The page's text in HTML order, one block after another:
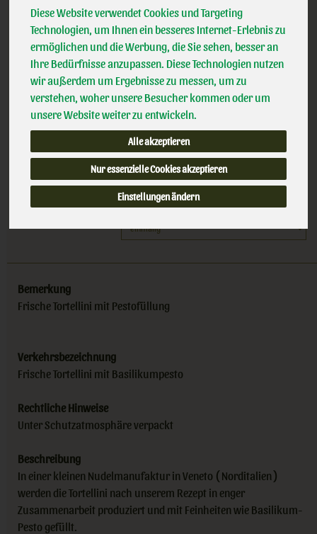
Diese Website verwendet Cookies und Targeting
Technologien, um Ihnen ein besseres Internet-Erlebnis zu
ermöglichen und die Werbung, die Sie sehen, besser an
Ihre Bedürfnisse anzupassen. Diese Technologien nutzen
wir außerdem um Ergebnisse zu messen, um zu
verstehen, woher unsere Besucher kommen oder um
unsere Website weiter zu entwickeln.
Alle akzeptieren
Nur essenzielle Cookies akzeptieren
Einstellungen ändern
Frische Tortellini al pesto 200 g mit Pestofüllung
Isana
100% kbA BNN-Herst
HandelsklasseII
IT-BIO-006
3,39 € * / 200
(16,95 € / kg)
inkl. 7% MwSt.
200 g
Anzahl
Bemerkung
Frische Tortellini mit Pestofüllung
Verkehrsbezeichnung
Frische Tortellini mit Basilikumpesto
Rechtliche Hinweise
Unter Schutzatmosphäre verpackt
Beschreibung
In einer kleinen Nudelmanufaktur in Veneto ( Norditalien )
werden die Tortellini nach unserem Rezept in enger
Zusammenarbeit produziert und mit Feinheiten wie Basilikum-
Pesto gefüllt.